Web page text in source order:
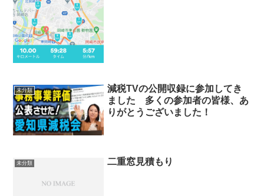
未分類
減税TVの公開収録に参加してき
ました 多くの参加者の皆様、あ
りがとうございました！
未分類 二重窓見積もり